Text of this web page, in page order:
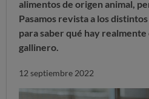
alimentos de origen animal,
Pasamos revista a los
para saber qué hay realmente
gallinero.
12 septiembre 2022